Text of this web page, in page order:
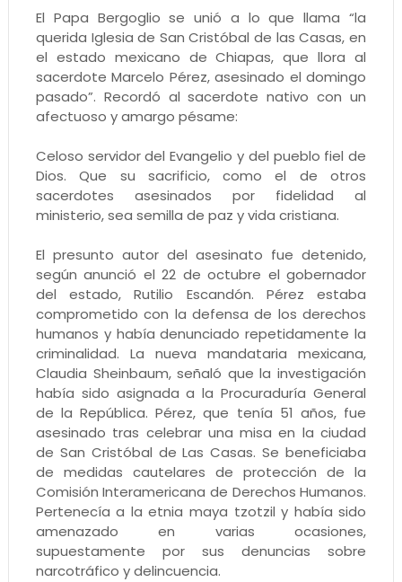
El Papa Bergoglio se unió a lo que llama “la
querida Iglesia de San Cristóbal de las Casas, en
el estado mexicano de Chiapas, que llora al
sacerdote Marcelo Pérez, asesinado el domingo
pasado”. Recordó al sacerdote nativo con un
afectuoso y amargo pésame:
Celoso servidor del Evangelio y del pueblo fiel de
Dios. Que su sacrificio, como el de otros
sacerdotes asesinados por fidelidad al
ministerio, sea semilla de paz y vida cristiana.
El presunto autor del asesinato fue detenido,
según anunció el 22 de octubre el gobernador
del estado, Rutilio Escandón. Pérez estaba
comprometido con la defensa de los derechos
humanos y había denunciado repetidamente la
criminalidad. La nueva mandataria mexicana,
Claudia Sheinbaum, señaló que la investigación
había sido asignada a la Procuraduría General
de la República. Pérez, que tenía 51 años, fue
asesinado tras celebrar una misa en la ciudad
de San Cristóbal de Las Casas. Se beneficiaba
de medidas cautelares de protección de la
Comisión Interamericana de Derechos Humanos.
Pertenecía a la etnia maya tzotzil y había sido
amenazado en varias ocasiones,
supuestamente por sus denuncias sobre
narcotráfico y delincuencia.